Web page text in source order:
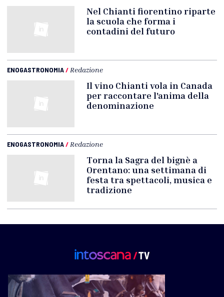
Nel Chianti fiorentino riparte
la scuola che forma i
contadini del futuro
ENOGASTRONOMIA/ Redazione
Il vino Chianti vola in Canada
per raccontare l'anima della
denominazione
ENOGASTRONOMIA/ Redazione
Torna la Sagra del bignè a
Orentano: una settimana di
festa tra spettacoli, musica e
tradizione